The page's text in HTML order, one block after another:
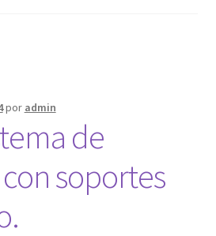
por admin
de
soportes